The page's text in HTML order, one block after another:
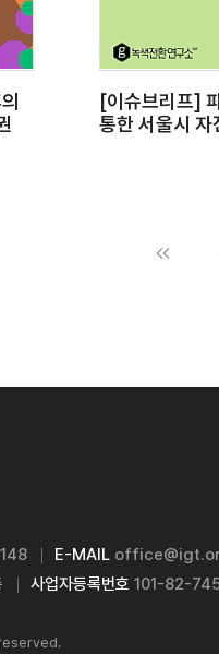
[이슈브리프]
통한 서울시 자
E-MAIL
사업자등록번호 101-82-